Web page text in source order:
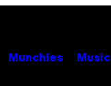
Munchies Music